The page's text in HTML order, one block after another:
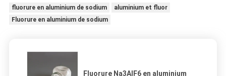
fluorure en aluminium de sodium
aluminium et fluor
Fluorure en aluminium de sodium
Fluorure Na3AlF6 en aluminium